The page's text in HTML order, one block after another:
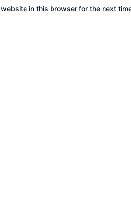
in this browser for the next